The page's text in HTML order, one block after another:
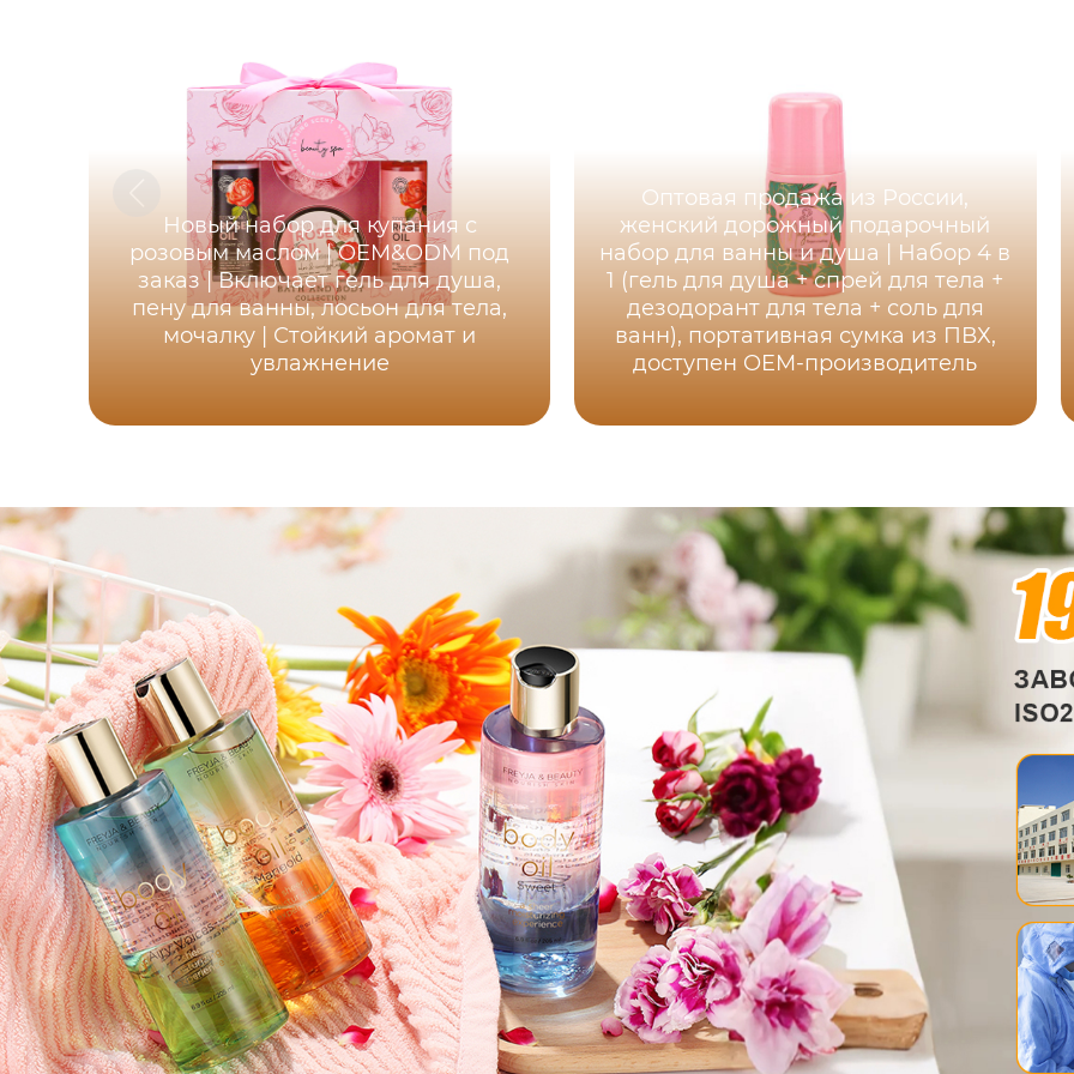
Новый набор для купания с
розовым маслом | OEM&ODM под
заказ | Включает гель для душа,
пену для ванны, лосьон для тела,
мочалку | Стойкий аромат и
увлажнение
Оптовая продажа из России,
женский дорожный подарочный
набор для ванны и душа | Набор 4 в
1 (гель для душа + спрей для тела +
дезодорант для тела + соль для
ванн), портативная сумка из ПВХ,
доступен OEM-производитель